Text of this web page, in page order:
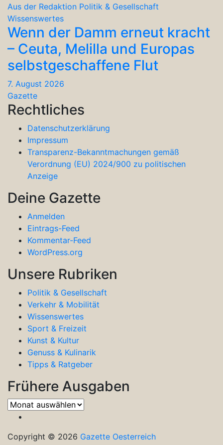
Aus der Redaktion Politik & Gesellschaft
Wissenswertes
Wenn der Damm erneut kracht
– Ceuta, Melilla und Europas
selbstgeschaffene Flut
7. August 2026
Gazette
Rechtliches
Datenschutzerklärung
Impressum
Transparenz-Bekanntmachungen gemäß
Verordnung (EU) 2024/900 zu politischen
Anzeige
Deine Gazette
Anmelden
Eintrags-Feed
Kommentar-Feed
WordPress.org
Unsere Rubriken
Politik & Gesellschaft
Verkehr & Mobilität
Wissenswertes
Sport & Freizeit
Kunst & Kultur
Genuss & Kulinarik
Tipps & Ratgeber
Frühere Ausgaben
Frühere
Ausgaben
Copyright © 2026 Gazette Oesterreich